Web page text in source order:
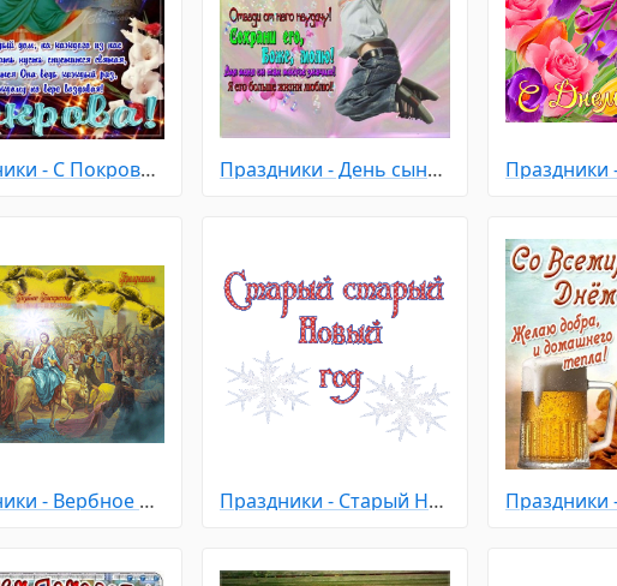
Праздники - С Покровом Пресвятой Богородицы Праздники - День сыновей
Праздники - Вербное Воскресенье Праздники - Старый Новый Год